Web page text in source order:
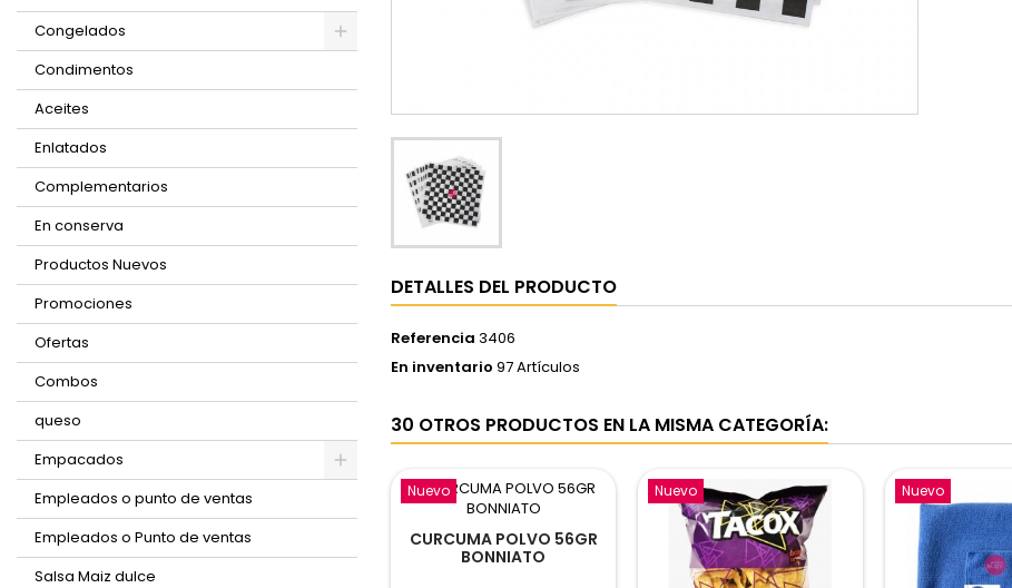
Congelados
Condimentos
Aceites
Enlatados
Complementarios
En conserva
Productos Nuevos
Promociones
Ofertas
Combos
queso
Empacados
Empleados o punto de ventas
Empleados o Punto de ventas
Salsa Maiz dulce
DETALLES DEL PRODUCTO
Referencia 3406
En inventario 97 Artículos
30 OTROS PRODUCTOS EN LA MISMA CATEGORÍA:
Nuevo
CURCUMA POLVO 56GR
BONNIATO
Nuevo Nuevo